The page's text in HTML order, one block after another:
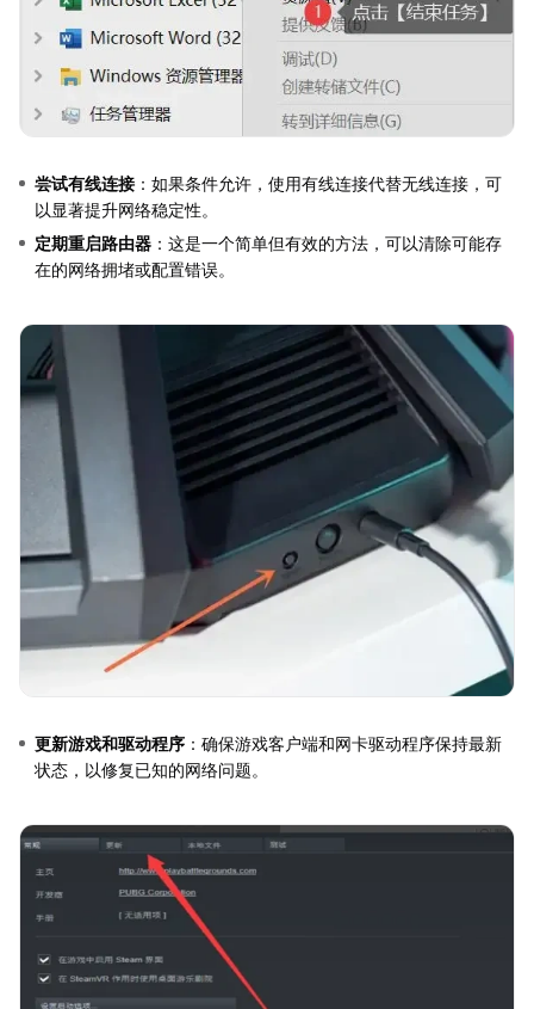
尝试有线连接 ：如果条件允许，使用有线连接代替无线连接，可
以显著提升网络稳定性。
定期重启路由器 ：这是一个简单但有效的方法，可以清除可能存
在的网络拥堵或配置错误。
更新游戏和驱动程序 ：确保游戏客户端和网卡驱动程序保持最新
状态，以修复已知的网络问题。